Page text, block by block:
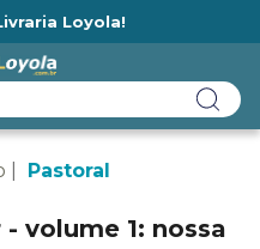
Loyola!
Pastoral
volume 1: nossa